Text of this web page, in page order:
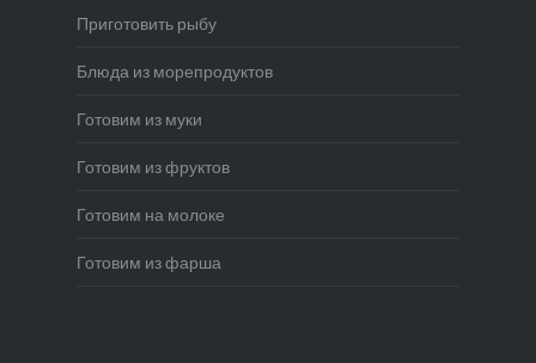
Приготовить рыбу
Блюда из морепродуктов
Готовим из муки
Готовим из фруктов
Готовим на молоке
Готовим из фарша